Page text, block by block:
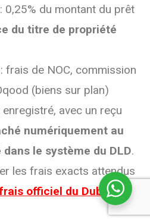
0,25% du montant du prêt
du titre de propriété
: frais de NOC, commission
(biens sur plan)
avec un reçu
numériquement au
le système du DLD.
les frais exacts attendus
officiel du Dubai